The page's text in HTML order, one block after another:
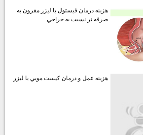
هزينه درمان فيستول با ليزر مقرون به
صرفه تر نسبت به جراحي
هزينه عمل و درمان كيست مويي با ليزر